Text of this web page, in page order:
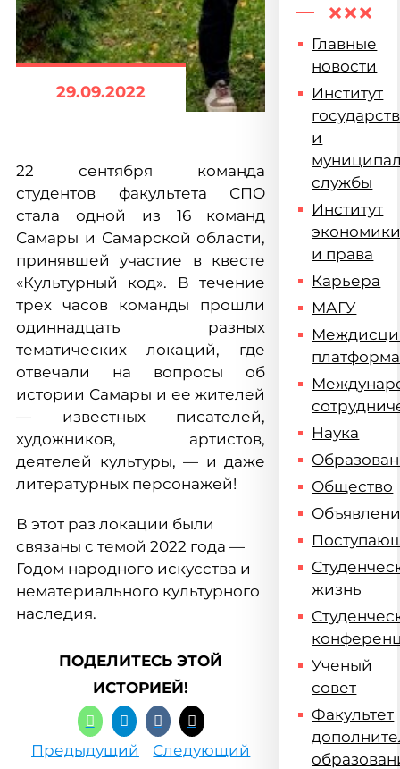
29.09.2022
22 сентября команда
студентов факультета СПО
стала одной из 16 команд
Самары и Самарской области,
принявшей участие в квесте
«Культурный код». В течение
трех часов команды прошли
одиннадцать разных
тематических локаций, где
отвечали на вопросы об
истории Самары и ее жителей
— известных писателей,
художников, артистов,
деятелей культуры, — и даже
литературных персонажей!
В этот раз локации были
связаны с темой 2022 года —
Годом народного искусства и
нематериального культурного
наследия.
ПОДЕЛИТЕСЬ ЭТОЙ
ИСТОРИЕЙ!
Предыдущий Следующий
Главные
новости
Институт
и
службы
Институт
и права
Карьера
МАГУ
платформа
Наука
Общество
жизнь
Ученый
совет
Факультет